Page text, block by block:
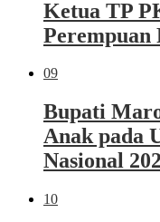
Ketua TP
Perempuan
09
Bupati
Anak pada
Nasional
10